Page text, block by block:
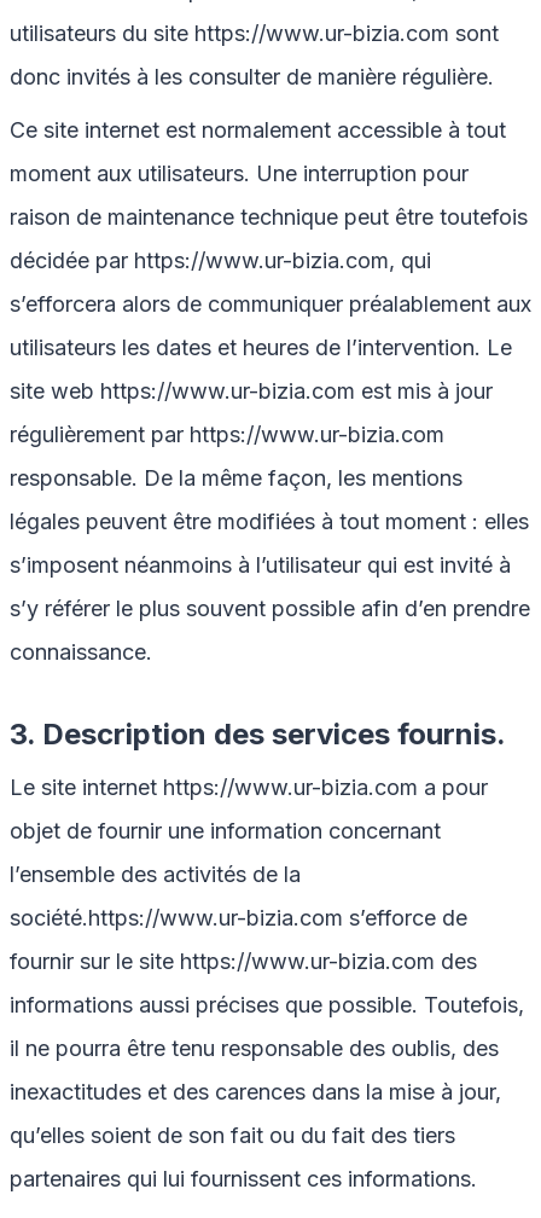
utilisateurs du site https://www.ur-bizia.com sont
donc invités à les consulter de manière régulière.
Ce site internet est normalement accessible à tout
moment aux utilisateurs. Une interruption pour
raison de maintenance technique peut être toutefois
décidée par https://www.ur-bizia.com, qui
s’efforcera alors de communiquer préalablement aux
utilisateurs les dates et heures de l’intervention. Le
site web https://www.ur-bizia.com est mis à jour
régulièrement par https://www.ur-bizia.com
responsable. De la même façon, les mentions
légales peuvent être modifiées à tout moment : elles
s’imposent néanmoins à l’utilisateur qui est invité à
s’y référer le plus souvent possible afin d’en prendre
connaissance.
3. Description des services fournis.
Le site internet https://www.ur-bizia.com a pour
objet de fournir une information concernant
l’ensemble des activités de la
société.https://www.ur-bizia.com s’efforce de
fournir sur le site https://www.ur-bizia.com des
informations aussi précises que possible. Toutefois,
il ne pourra être tenu responsable des oublis, des
inexactitudes et des carences dans la mise à jour,
qu’elles soient de son fait ou du fait des tiers
partenaires qui lui fournissent ces informations.